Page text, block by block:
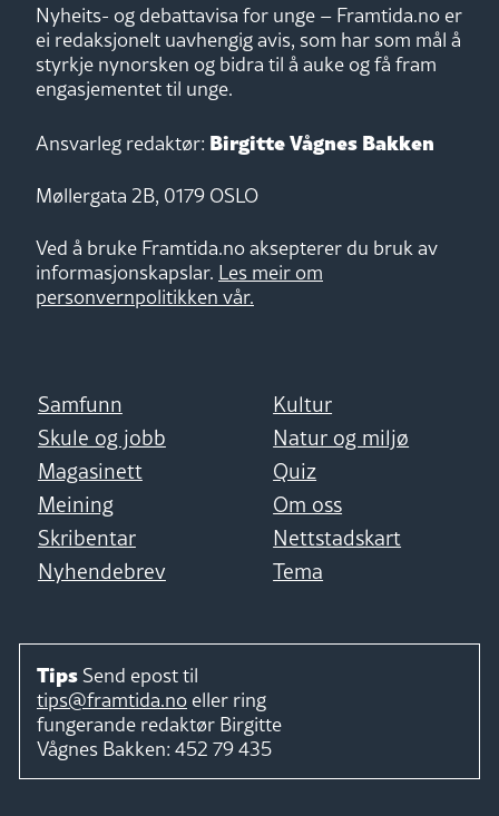
Nyheits- og debattavisa for unge – Framtida.no er
ei redaksjonelt uavhengig avis, som har som mål å
styrkje nynorsken og bidra til å auke og få fram
engasjementet til unge.
Ansvarleg redaktør: Birgitte Vågnes Bakken
Møllergata 2B, 0179 OSLO
Ved å bruke Framtida.no aksepterer du bruk av
informasjonskapslar. Les meir om
personvernpolitikken vår.
Samfunn
Kultur
Skule og jobb
Natur og miljø
Magasinett
Quiz
Meining
Om oss
Skribentar
Nettstadskart
Nyhendebrev
Tema
Tips Send epost til
tips@framtida.no eller ring
fungerande redaktør Birgitte
Vågnes Bakken: 452 79 435